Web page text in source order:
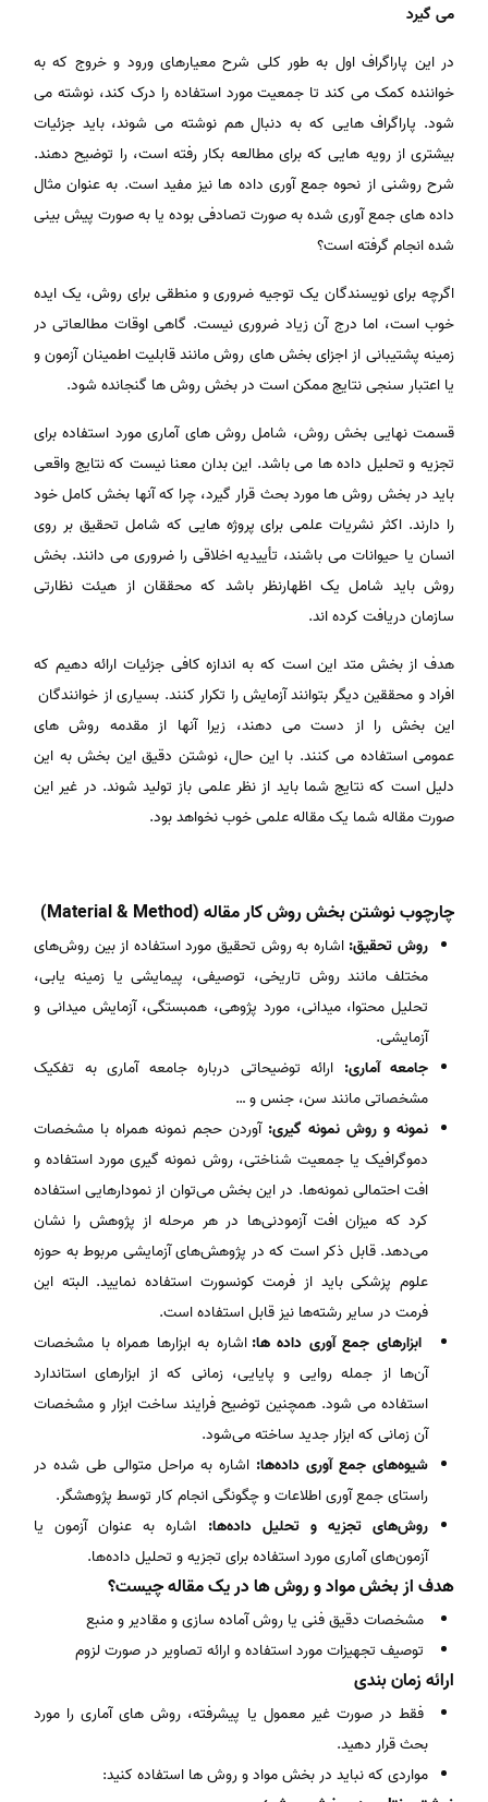
می گیرد
در این پاراگراف اول به طور کلی شرح معیارهای ورود و خروج که به
خواننده کمک می کند تا جمعیت مورد استفاده را درک کند، نوشته می
شود. پاراگراف هایی که به دنبال هم نوشته می شوند، باید جزئیات
بیشتری از رویه هایی که برای مطالعه بکار رفته است، را توضیح دهند.
شرح روشنی از نحوه جمع آوری داده ها نیز مفید است. به عنوان مثال
داده های جمع آوری شده به صورت تصادفی بوده یا به صورت پیش بینی
شده انجام گرفته است؟
اگرچه برای نویسندگان یک توجیه ضروری و منطقی برای روش، یک ایده
خوب است، اما درج آن زیاد ضروری نیست. گاهی اوقات مطالعاتی در
زمینه پشتیبانی از اجزای بخش های روش مانند قابلیت اطمینان آزمون و
یا اعتبار سنجی نتایج ممکن است در بخش روش ها گنجانده شود.
قسمت نهایی بخش روش، شامل روش های آماری مورد استفاده برای
تجزیه و تحلیل داده ها می باشد. این بدان معنا نیست که نتایج واقعی
باید در بخش روش ها مورد بحث قرار گیرد، چرا که آنها بخش کامل خود
را دارند. اکثر نشریات علمی برای پروژه هایی که شامل تحقیق بر روی
انسان یا حیوانات می باشند، تأییدیه اخلاقی را ضروری می دانند. بخش
روش باید شامل یک اظهارنظر باشد که محققان از هیئت نظارتی
سازمان دریافت کرده اند.
هدف از بخش متد این است که به اندازه کافی جزئیات ارائه دهیم که
افراد و محققین دیگر بتوانند آزمایش را تکرار کنند. بسیاری از خوانندگان
این بخش را از دست می دهند، زیرا آنها از مقدمه روش های
عمومی استفاده می کنند. با این حال، نوشتن دقیق این بخش به این
دلیل است که نتایج شما باید از نظر علمی باز تولید شوند. در غیر این
صورت مقاله شما یک مقاله علمی خوب نخواهد بود.
چارچوب نوشتن بخش روش کار مقاله (Material & Method)
روش تحقیق: اشاره به روش تحقیق مورد استفاده از بین روش‌های
مختلف مانند روش تاریخی، توصیفی، پیمایشی یا زمینه یابی،
تحلیل محتوا، میدانی، مورد پژوهی، همبستگی، آزمایش میدانی و
آزمایشی.
جامعه آماری: ارائه توضیحاتی درباره جامعه آماری به تفکیک
مشخصاتی مانند سن، جنس و …
نمونه و روش نمونه گیری: آوردن حجم نمونه همراه با مشخصات
دموگرافیک یا جمعیت شناختی، روش نمونه گیری مورد استفاده و
افت احتمالی نمونه‌ها. در این بخش می‌توان از نمودارهایی استفاده
کرد که میزان افت آزمودنی‌ها در هر مرحله از پژوهش را نشان
می‌دهد. قابل ذکر است که در پژوهش‌های آزمایشی مربوط به حوزه
علوم پزشکی باید از فرمت کونسورت استفاده نمایید. البته این
فرمت در سایر رشته‌ها نیز قابل استفاده است.
ابزارهای جمع آوری داده ها: اشاره به ابزارها همراه با مشخصات
آن‌ها از جمله روایی و پایایی، زمانی که از ابزارهای استاندارد
استفاده می شود. همچنین توضیح فرایند ساخت ابزار و مشخصات
آن زمانی که ابزار جدید ساخته می‌شود.
شیوه‌های جمع آوری داده‌ها: اشاره به مراحل متوالی طی شده در
راستای جمع آوری اطلاعات و چگونگی انجام کار توسط پژوهشگر.
روش‌های تجزیه و تحلیل داده‌ها: اشاره به عنوان آزمون یا
آزمون‌های آماری مورد استفاده برای تجزیه و تحلیل داده‌ها.
هدف از بخش مواد و روش ها در یک مقاله چیست؟
مشخصات دقیق فنی یا روش آماده سازی و مقادیر و منبع
توصیف تجهیزات مورد استفاده و ارائه تصاویر در صورت لزوم
ارائه زمان بندی
فقط در صورت غیر معمول یا پیشرفته، روش های آماری را مورد
بحث قرار دهید.
مواردی که نباید در بخش مواد و روش ها استفاده کنید: